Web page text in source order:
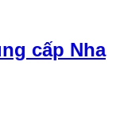
cấp Nha